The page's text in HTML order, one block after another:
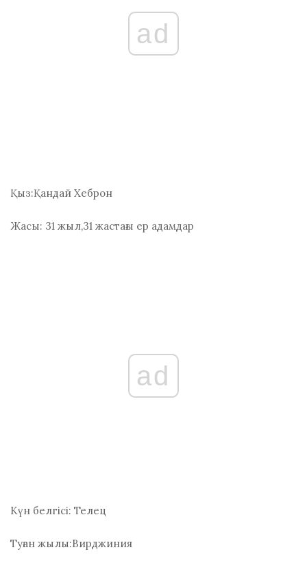
ad
Қыз:Қандай Хеброн
Жасы: 31 жыл,31 жастағы ер адамдар
ad
Күн белгісі: Телец
Туған жылы:Вирджиния